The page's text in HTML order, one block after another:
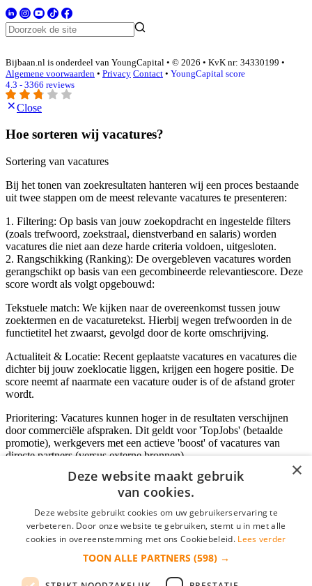
Bijbaan.nl is onderdeel van YoungCapital • © 2026 • KvK nr: 34330199 •
Algemene voorwaarden • Privacy Contact • YoungCapital score
4.3 - 3366 reviews
Close
Hoe sorteren wij vacatures?
Sortering van vacatures
Bij het tonen van zoekresultaten hanteren wij een proces bestaande
uit twee stappen om de meest relevante vacatures te presenteren:
1. Filtering: Op basis van jouw zoekopdracht en ingestelde filters
(zoals trefwoord, zoekstraal, dienstverband en salaris) worden
vacatures die niet aan deze harde criteria voldoen, uitgesloten.
2. Rangschikking (Ranking): De overgebleven vacatures worden
gerangschikt op basis van een gecombineerde relevantiescore. Deze
score wordt als volgt opgebouwd:
Tekstuele match: We kijken naar de overeenkomst tussen jouw
zoektermen en de vacaturetekst. Hierbij wegen trefwoorden in de
functietitel het zwaarst, gevolgd door de korte omschrijving.
Actualiteit & Locatie: Recent geplaatste vacatures en vacatures die
dichter bij jouw zoeklocatie liggen, krijgen een hogere positie. De
score neemt af naarmate een vacature ouder is of de afstand groter
wordt.
Prioritering: Vacatures kunnen hoger in de resultaten verschijnen
door commerciële afspraken. Dit geldt voor 'TopJobs' (betaalde
promotie), werkgevers met een actieve 'boost' of vacatures van
directe partners (versus externe bronnen).
Inloggen als bedrijf
*
×
Deze website maakt gebruik
van cookies.
Deze website gebruikt cookies om uw gebruikerservaring te
verbeteren. Door onze website te gebruiken, stemt u in met alle
cookies in overeenstemming met ons Cookiebeleid. Lees verder
TOON ALLE PARTNERS (598) →